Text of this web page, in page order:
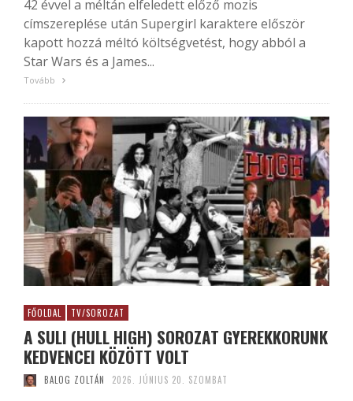
42 évvel a méltán elfeledett előző mozis
címszereplése után Supergirl karaktere először
kapott hozzá méltó költségvetést, hogy abból a
Star Wars és a James...
Tovább
FŐOLDAL TV/SOROZAT
A SULI (HULL HIGH) SOROZAT GYEREKKORUNK
KEDVENCEI KÖZÖTT VOLT
BALOG ZOLTÁN 2026. JÚNIUS 20. SZOMBAT